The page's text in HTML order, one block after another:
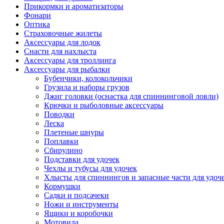
Прикормки и ароматизаторы
Фонари
Оптика
Страховочные жилеты
Аксессуары для лодок
Снасти для нахлыста
Аксессуары для троллинга
Аксессуары для рыбалки
Бубенчики, колокольчики
Грузила и наборы грузов
Джиг головки (оснастка для спиннинговой ловли)
Крючки и рыболовные аксессуары
Поводки
Леска
Плетеные шнуры
Поплавки
Сбирулино
Подставки для удочек
Чехлы и тубусы для удочек
Хлысты для спиннингов и запасные части для
Кормушки
Садки и подсачеки
Ножи и инструменты
Ящики и коробочки
Мотовила